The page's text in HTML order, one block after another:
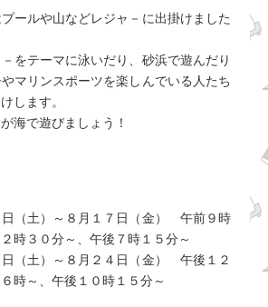
ールや山などレジャ－に出掛けました
をテーマに泳いだり、砂浜で遊んだり
マリンスポーツを楽しんでいる人たち
します。
海で遊びましょう！
（土）～８月１７日（金） 午前９時
時３０分～、午後７時１５分～
）～８月２４日（金） 午後１２
時～、午後１０時１５分～